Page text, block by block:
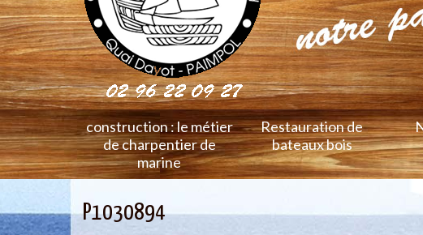
construction : le métier
de charpentier de
marine
Restauration de
bateaux bois
P1030894